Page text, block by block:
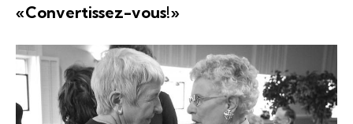
«Convertissez-vous!»